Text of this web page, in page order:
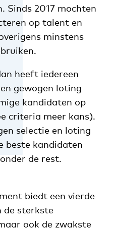
Sinds 2017 mochten
op talent en
minstens
heeft iedereen
gewogen loting
kandidaten op
criteria meer kans).
selectie en loting
beste kandidaten
de rest.
biedt een vierde
de sterkste
ook de zwakste